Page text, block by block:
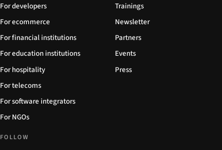
For developers
For ecommerce
For financial institutions
For education institutions
For hospitality
For telecoms
For software integrators
For NGOs
Trainings
Newsletter
Partners
Events
Press
FOLLOW